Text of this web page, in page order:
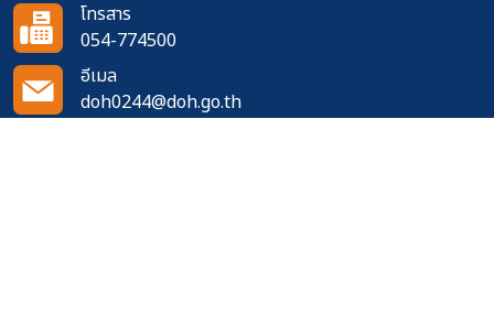
โทรสาร
054-774500
อีเมล
doh0244@doh.go.th